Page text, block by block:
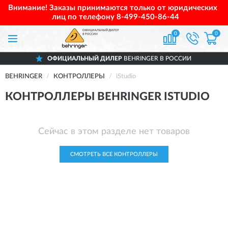
Внимание! Заказы принимаются только от юридических
лиц по телефону 8-499-450-86-44
0 0
ОФИЦИАЛЬНЫЙ ДИЛЕР BEHRINGER В РОССИИ
BEHRINGER КОНТРОЛЛЕРЫ iStudio
КОНТРОЛЛЕРЫ BEHRINGER ISTUDIO
Сейчас в этом разделе нет товаров
СМОТРЕТЬ ВСЕ КОНТРОЛЛЕРЫ